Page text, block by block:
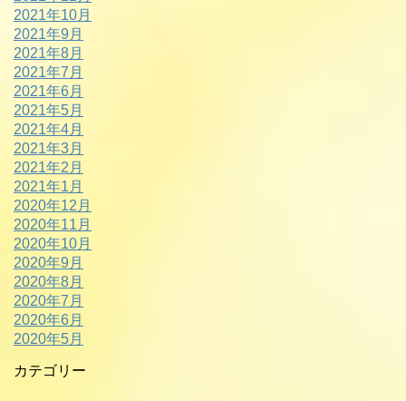
2021年10月
2021年9月
2021年8月
2021年7月
2021年6月
2021年5月
2021年4月
2021年3月
2021年2月
2021年1月
2020年12月
2020年11月
2020年10月
2020年9月
2020年8月
2020年7月
2020年6月
2020年5月
カテゴリー